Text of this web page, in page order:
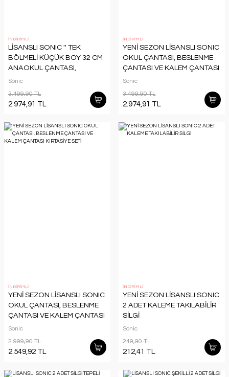
İNDİRİMLİ
LİSANSLI SONIC '' TEK
BÖLMELİ KÜÇÜK BOY 32 CM
ANAOKUL ÇANTASI,
BESLENME ÇANTASI VE
Sonic
3.499,90 TL
2.974,91 TL
İNDİRİMLİ
YENİ SEZON LİSANSLI SONIC
OKUL ÇANTASI, BESLENME
ÇANTASI VE KALEM ÇANTASI
KIRTASİYE SETİ
Sonic
3.499,90 TL
2.974,91 TL
İNDİRİMLİ
YENİ SEZON LİSANSLI SONIC
OKUL ÇANTASI, BESLENME
ÇANTASI VE KALEM ÇANTASI
KIRTASİYE SETİ
Sonic
2.999,90 TL
2.549,92 TL
İNDİRİMLİ
YENİ SEZON LİSANSLI SONIC
2 ADET KALEME TAKILABİLİR
SİLGİ
Sonic
249,90 TL
212,41 TL